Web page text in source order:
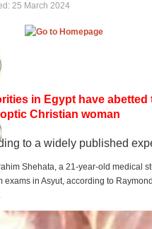
25 March 2024
in Egypt have
Christian woman
to a widely published
Shehata, a 21-year-old medical
exams in Asyut, according to